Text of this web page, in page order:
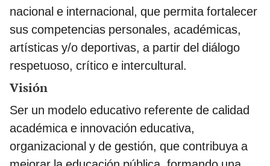
nacional e internacional, que permita fortalecer
sus competencias personales, académicas,
artísticas y/o deportivas, a partir del diálogo
respetuoso, crítico e intercultural.
Visión
Ser un modelo educativo referente de calidad
académica e innovación educativa,
organizacional y de gestión, que contribuya a